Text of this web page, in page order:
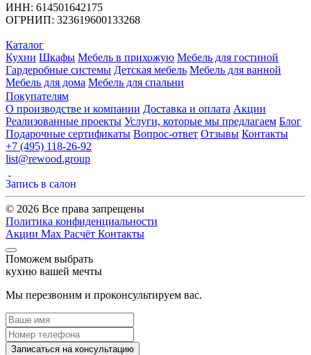
ИНН: 614501642175
ОГРНИП: 323619600133268
Каталог
Кухни Шкафы Мебель в прихожую Мебель для гостиной
Гардеробные системы Детская мебель Мебель для ванной
Мебель для дома Мебель для спальни
Покупателям
О производстве и компании Доставка и оплата Акции
Реализованные проекты Услуги, которые мы предлагаем Блог
Подарочные сертификаты Вопрос-ответ Отзывы Контакты
+7 (495) 118-26-92
list@rewood.group
Запись в салон
© 2026 Все права запрещены
Политика конфиденциальности
Акции Max Расчёт Контакты
Поможем выбрать
кухню вашей мечты
Мы перезвоним и проконсультируем вас.
Записаться на консультацию